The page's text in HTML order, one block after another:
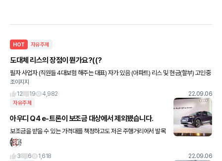
HOT 자유주제
도대체 리스의 장점이 뭔가요?((?
필자 사업자 (직원들 4대보험 해주는 대표) 자가 있음 (아파트) 리스 및 현금(할부) 고민중
세무사 말로는 리스나 현금이나 똑같다고함 근데 자동차 딜러는 리스가 할인 더 많이 해준
다고함. 리스
조이지지
12
19 4,982 22.09.06
자유주제
아우디 Q4 e-트론이 보조금 대상에서 제외됐습니다.
보조금을 받을 수 있는 가격대를 책정하고도 저온 주행거리에서 발목
을 잡혔네요. 다행히(?) 스포트백 모델은 보조금을 받을 수 있다고 합
3 6 1,618 22.09.06